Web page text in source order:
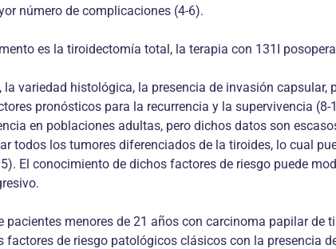
número de complicaciones (4-6).
es la tiroidectomía total, la terapia con 131I
variedad histológica, la presencia de invasión
pronósticos para la recurrencia y la supervivencia
en poblaciones adultas, pero dichos datos son
todos los tumores diferenciados de la tiroides, lo cual
El conocimiento de dichos factores de riesgo puede
pacientes menores de 21 años con carcinoma papilar
factores de riesgo patológicos clásicos con la presencia